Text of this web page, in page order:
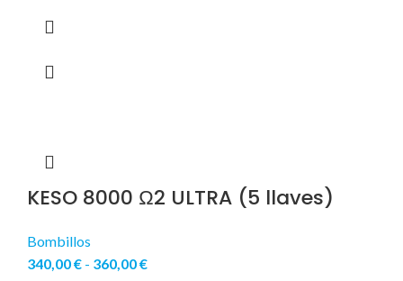
KESO 8000 Ω2 ULTRA (5 llaves)
Bombillos
340,00€ - 360,00€